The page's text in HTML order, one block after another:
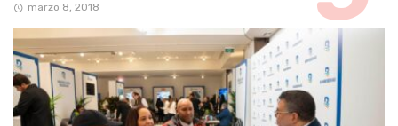
marzo 8, 2018